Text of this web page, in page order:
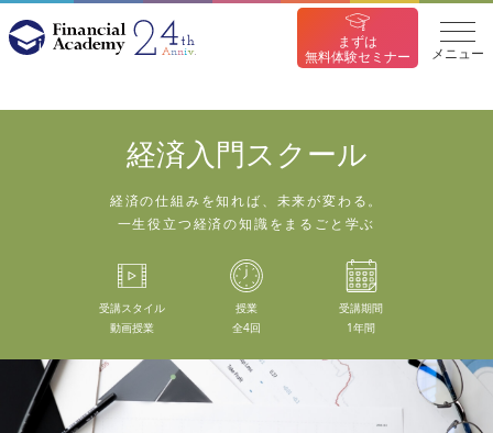
まずは
無料体験セミナー
メニュー
経済入門スクール
経済の仕組みを知れば、未来が変わる。
一生役立つ経済の知識をまるごと学ぶ
受講スタイル
動画授業
授業
全4回
受講期間
1年間